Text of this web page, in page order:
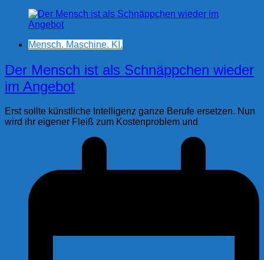
Mensch. Maschine. KI.
Der Mensch ist als Schnäppchen wieder
im Angebot
Erst sollte künstliche Intelligenz ganze Berufe ersetzen. Nun
wird ihr eigener Fleiß zum Kostenproblem und